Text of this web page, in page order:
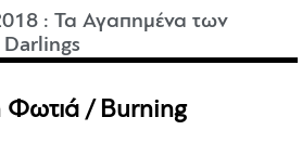
:Τα Αγαπημένα των
Φωτιά / Burning